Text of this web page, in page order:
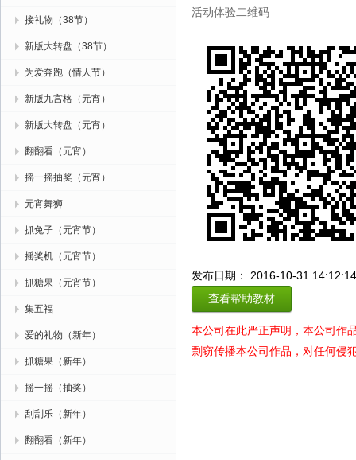
接礼物（38节）
新版大转盘（38节）
为爱奔跑（情人节）
新版九宫格（元宵）
新版大转盘（元宵）
翻翻看（元宵）
摇一摇抽奖（元宵）
元宵舞狮
抓兔子（元宵节）
摇奖机（元宵节）
抓糖果（元宵节）
集五福
爱的礼物（新年）
抓糖果（新年）
摇一摇（抽奖）
刮刮乐（新年）
翻翻看（新年）
活动体验二维码
发布日期： 2016-10-31 14:12:14
查看帮助教材
本公司在此严正声明，本公司作
剽窃传播本公司作品，对任何侵